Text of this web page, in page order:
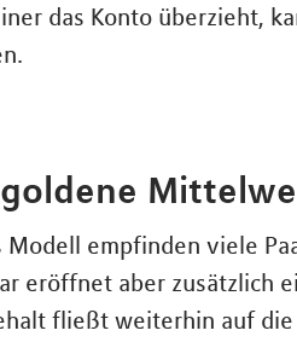
das Konto überzieht,
Modell empfinden viele
eröffnet aber zusätzlich
fließt weiterhin auf